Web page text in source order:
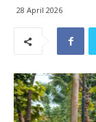
28 April 2026